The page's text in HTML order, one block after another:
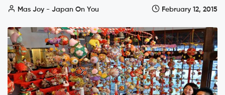
Mas Joy - Japan On You February 12, 2015